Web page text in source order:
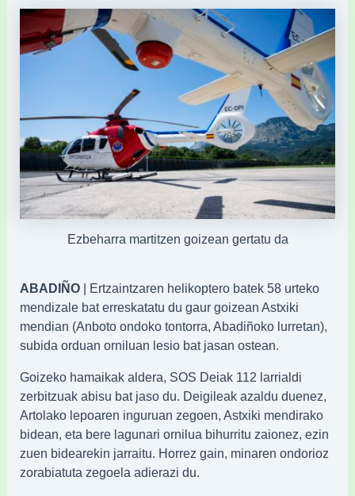
Ezbeharra martitzen goizean gertatu da
ABADIÑO | Ertzaintzaren helikoptero batek 58 urteko
mendizale bat erreskatatu du gaur goizean Astxiki
mendian (Anboto ondoko tontorra, Abadiñoko lurretan),
subida orduan orniluan lesio bat jasan ostean.
Goizeko hamaikak aldera, SOS Deiak 112 larrialdi
zerbitzuak abisu bat jaso du. Deigileak azaldu duenez,
Artolako lepoaren inguruan zegoen, Astxiki mendirako
bidean, eta bere lagunari ornilua bihurritu zaionez, ezin
zuen bidearekin jarraitu. Horrez gain, minaren ondorioz
zorabiatuta zegoela adierazi du.